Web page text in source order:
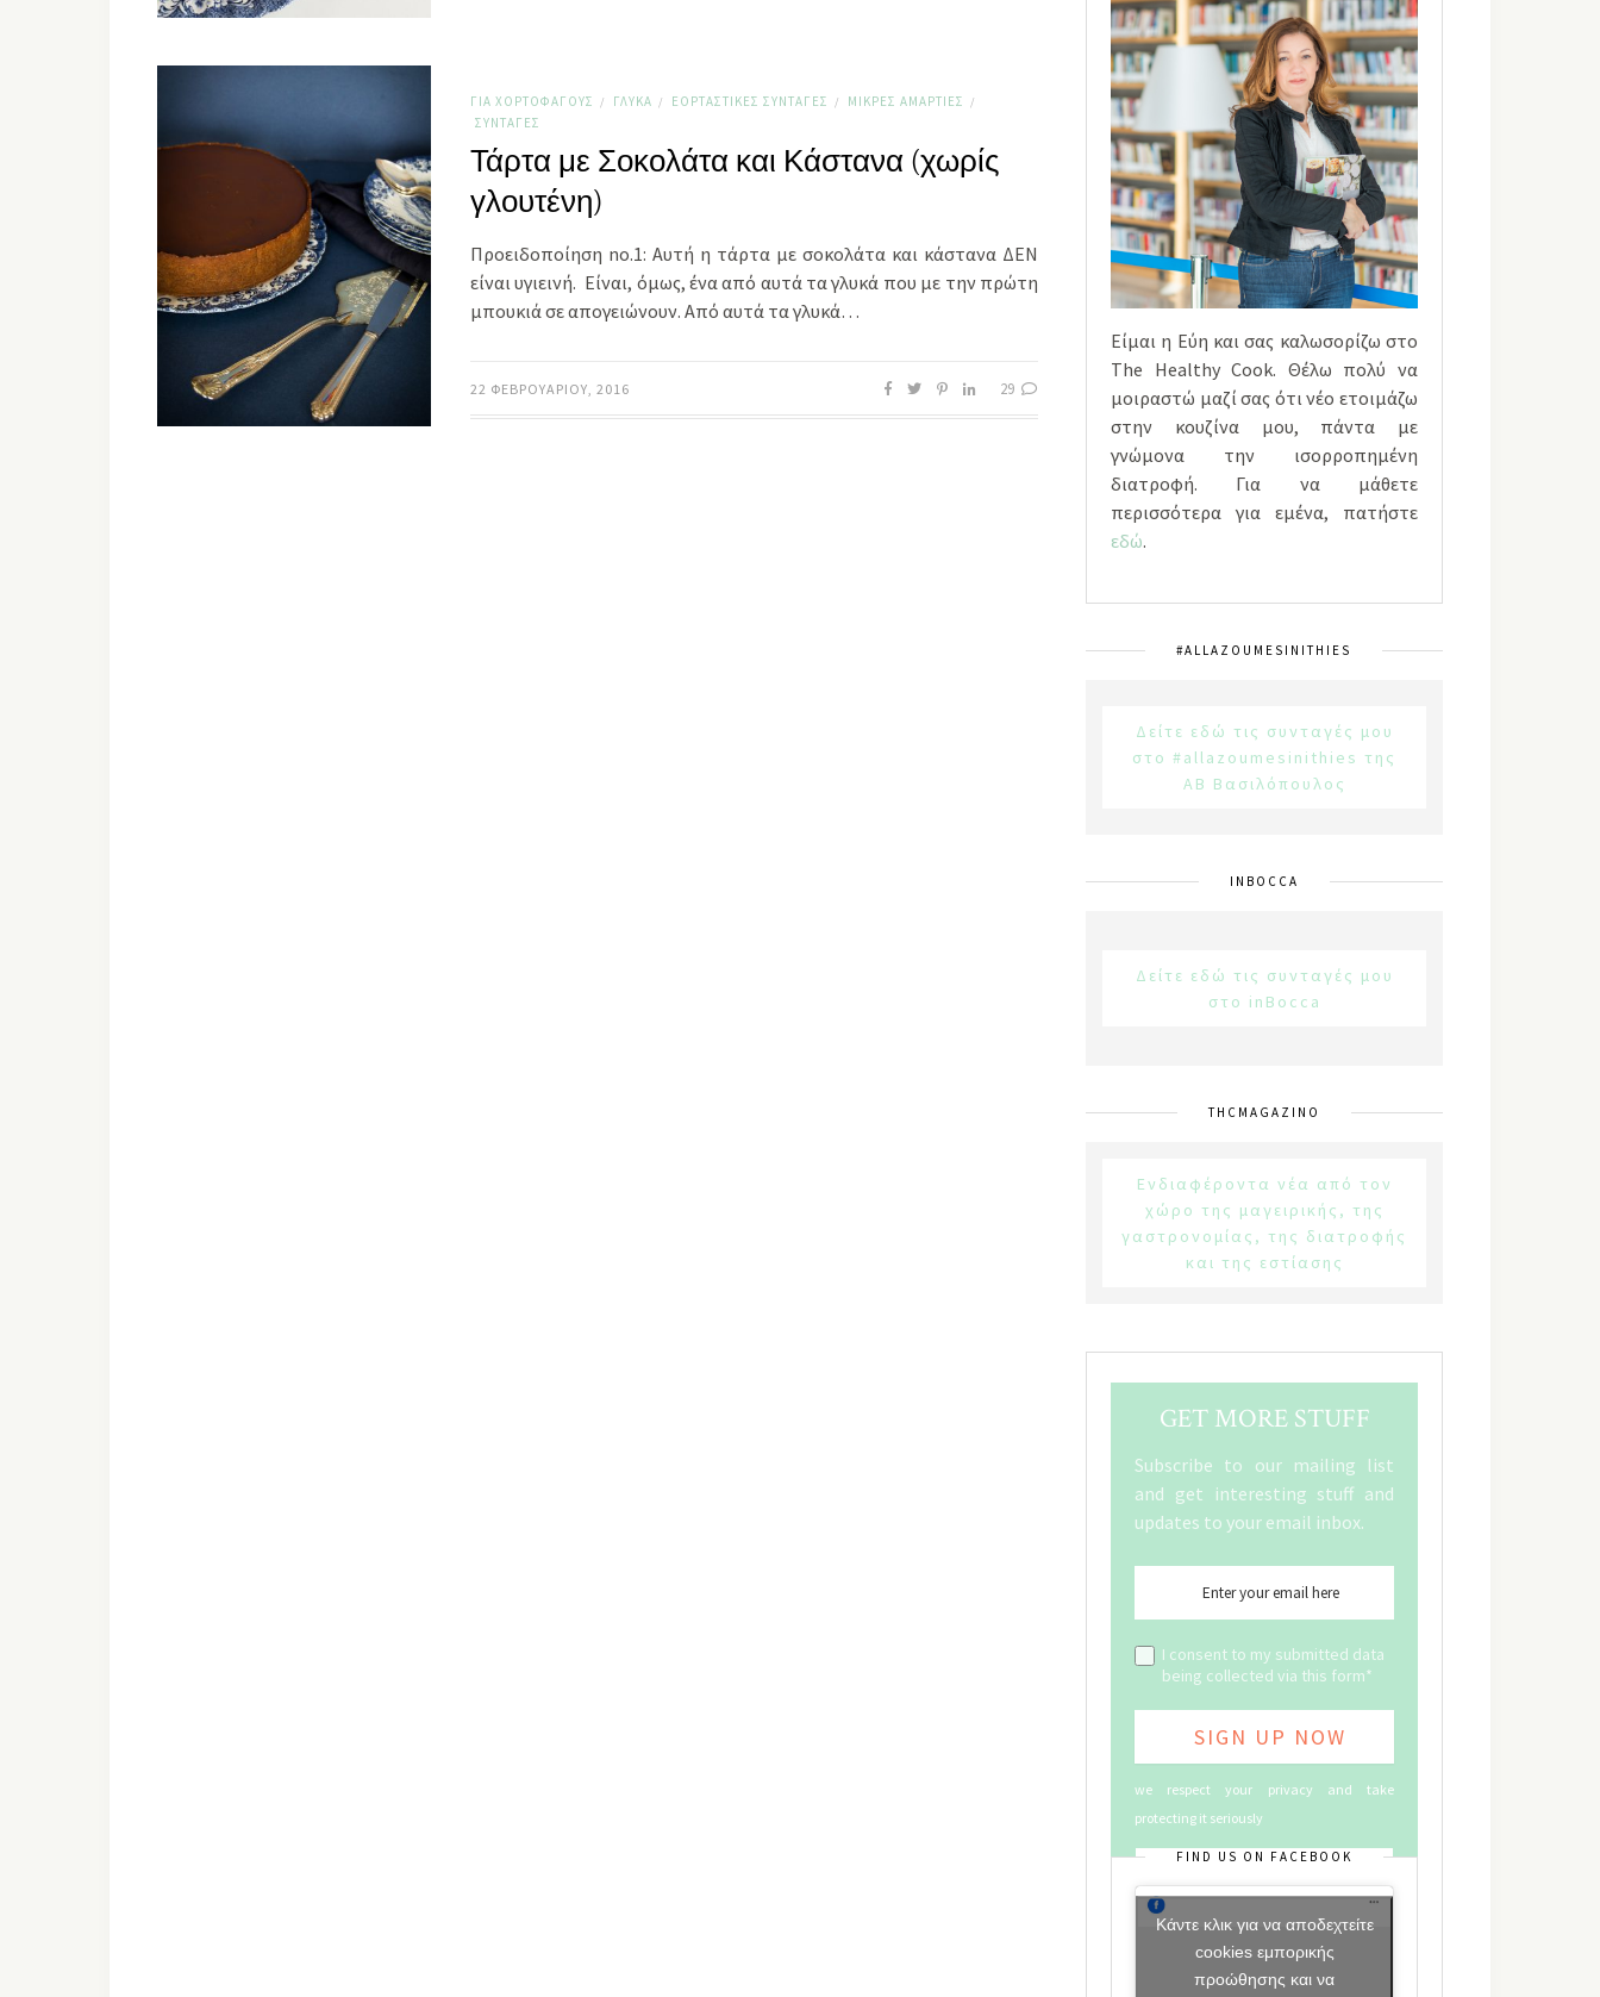
ΓΙΑ ΧΟΡΤΟΦΆΓΟΥΣ / ΓΛΥΚΆ / ΕΟΡΤΑΣΤΙΚΈΣ ΣΥΝΤΑΓΈΣ / ΜΙΚΡΈΣ ΑΜΑΡΤΊΕΣ /
ΣΥΝΤΑΓΈΣ
Τάρτα με Σοκολάτα και Κάστανα (χωρίς
γλουτένη)
Προειδοποίηση no.1: Αυτή η τάρτα με σοκολάτα και κάστανα ΔΕΝ
είναι υγιεινή. Είναι, όμως, ένα από αυτά τα γλυκά που με την πρώτη
μπουκιά σε απογειώνουν. Από αυτά τα γλυκά…
22 ΦΕΒΡΟΥΑΡΊΟΥ, 2016 29
Είμαι η Εύη και σας καλωσορίζω στο
The Healthy Cook. Θέλω πολύ να
μοιραστώ μαζί σας ότι νέο ετοιμάζω
στην κουζίνα μου, πάντα με
γνώμονα την ισορροπημένη
διατροφή. Για να μάθετε
περισσότερα για εμένα, πατήστε
εδώ.
#ALLAZOUMESINITHIES
Δείτε εδώ τις συνταγές μου
στο #allazoumesinithies της
ΑΒ Βασιλόπουλος
INBOCCA
Δείτε εδώ τις συνταγές μου
στο inBocca
THCMAGAZINO
Ενδιαφέροντα νέα από τον
χώρο της μαγειρικής, της
γαστρονομίας, της διατροφής
και της εστίασης
GET MORE STUFF
Subscribe to our mailing list
and get interesting stuff and
updates to your email inbox.
I consent to my submitted data
being collected via this form*
we respect your privacy and take
protecting it seriously
FIND US ON FACEBOOK
Κάντε κλικ για να αποδεχτείτε
cookies εμπορικής
προώθησης και να